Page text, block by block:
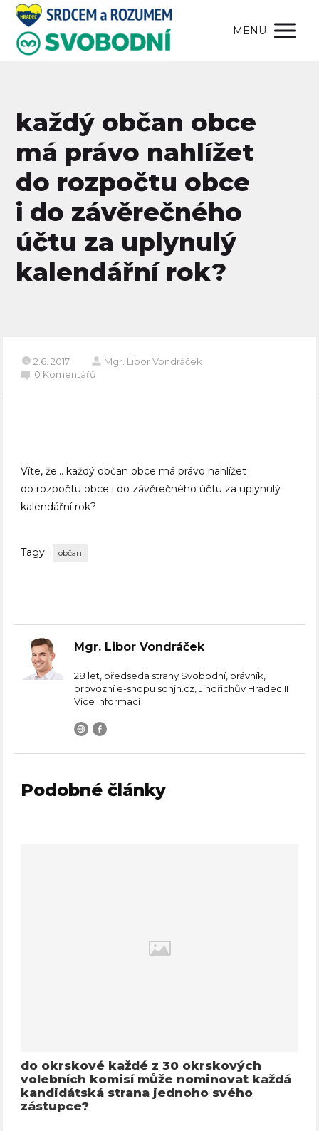
MENU
každý občan obce
má právo nahlížet
do rozpočtu obce
i do závěrečného
účtu za uplynulý
kalendářní rok?
2.6. 2017
Mgr. Libor Vondráček
0 Komentářů
Víte, že… každý občan obce má právo nahlížet
do rozpočtu obce i do závěrečného účtu za uplynulý
kalendářní rok?
Tagy: občan
Mgr. Libor Vondráček
28 let, předseda strany Svobodní, právník,
provozní e-shopu sonjh.cz, Jindřichův Hradec II
Více informací
Podobné články
do okrskové každé z 30 okrskových
volebních komisí může nominovat každá
kandidátská strana jednoho svého
zástupce?